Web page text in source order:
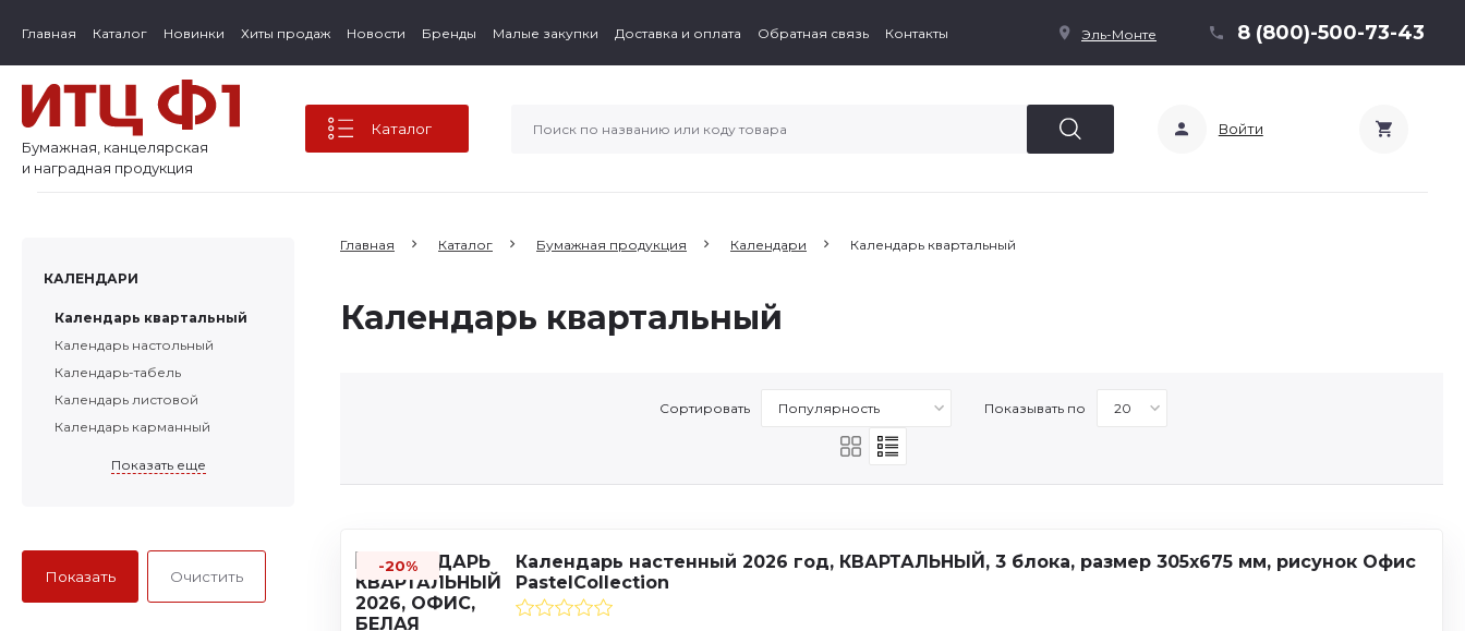
Главная Каталог Новинки Хиты продаж Новости Бренды Малые закупки Доставка и оплата Обратная связь Контакты Эль-Монте 8 (800)-500-73-43
Бумажная, канцелярская
и наградная продукция
Каталог Войти
КАЛЕНДАРИ
Календарь квартальный
Календарь настольный
Календарь-табель
Календарь листовой
Календарь карманный
Показать еще
Главная Каталог Бумажная продукция Календари Календарь квартальный
Календарь квартальный
Сортировать Показывать по
-20%
Календарь настенный 2026 год, КВАРТАЛЬНЫЙ, 3 блока, размер 305х675 мм, рисунок Офис
PastelCollection